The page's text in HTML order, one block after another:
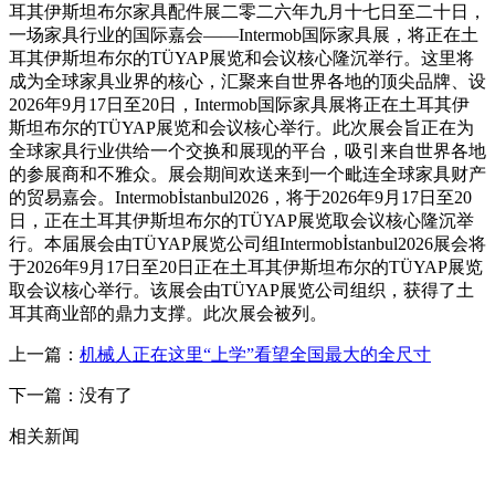
耳其伊斯坦布尔家具配件展二零二六年九月十七日至二十日，
一场家具行业的国际嘉会——Intermob国际家具展，将正在土
耳其伊斯坦布尔的TÜYAP展览和会议核心隆沉举行。这里将
成为全球家具业界的核心，汇聚来自世界各地的顶尖品牌、设
2026年9月17日至20日，Intermob国际家具展将正在土耳其伊
斯坦布尔的TÜYAP展览和会议核心举行。此次展会旨正在为
全球家具行业供给一个交换和展现的平台，吸引来自世界各地
的参展商和不雅众。展会期间欢送来到一个毗连全球家具财产
的贸易嘉会。Intermobİstanbul2026，将于2026年9月17日至20
日，正在土耳其伊斯坦布尔的TÜYAP展览取会议核心隆沉举
行。本届展会由TÜYAP展览公司组Intermobİstanbul2026展会将
于2026年9月17日至20日正在土耳其伊斯坦布尔的TÜYAP展览
取会议核心举行。该展会由TÜYAP展览公司组织，获得了土
耳其商业部的鼎力支撑。此次展会被列。
上一篇： 机械人正在这里“上学”看望全国最大的全尺寸
下一篇：没有了
相关新闻